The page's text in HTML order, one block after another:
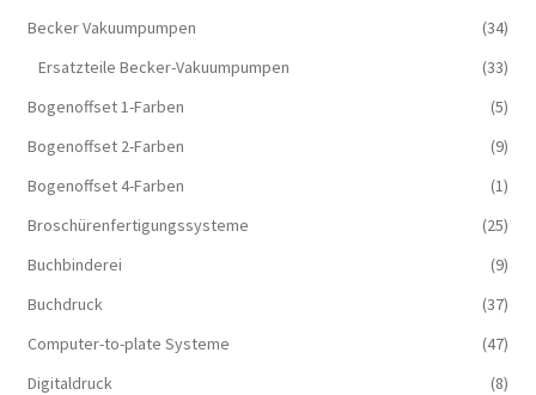
Becker Vakuumpumpen
(34)
Ersatzteile Becker-Vakuumpumpen
(33)
Bogenoffset 1-Farben
(5)
Bogenoffset 2-Farben
(9)
Bogenoffset 4-Farben
(1)
Broschürenfertigungssysteme
(25)
Buchbinderei
(9)
Buchdruck
(37)
Computer-to-plate Systeme
(47)
Digitaldruck
(8)